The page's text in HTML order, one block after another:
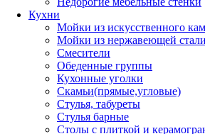
Кухни
Мойки из искусственного
Мойки из нержавеющей стали
Смесители
Обеденные группы
Кухонные уголки
Скамьи(прямые,угловые)
Стулья, табуреты
Стулья барные
Столы с плиткой и